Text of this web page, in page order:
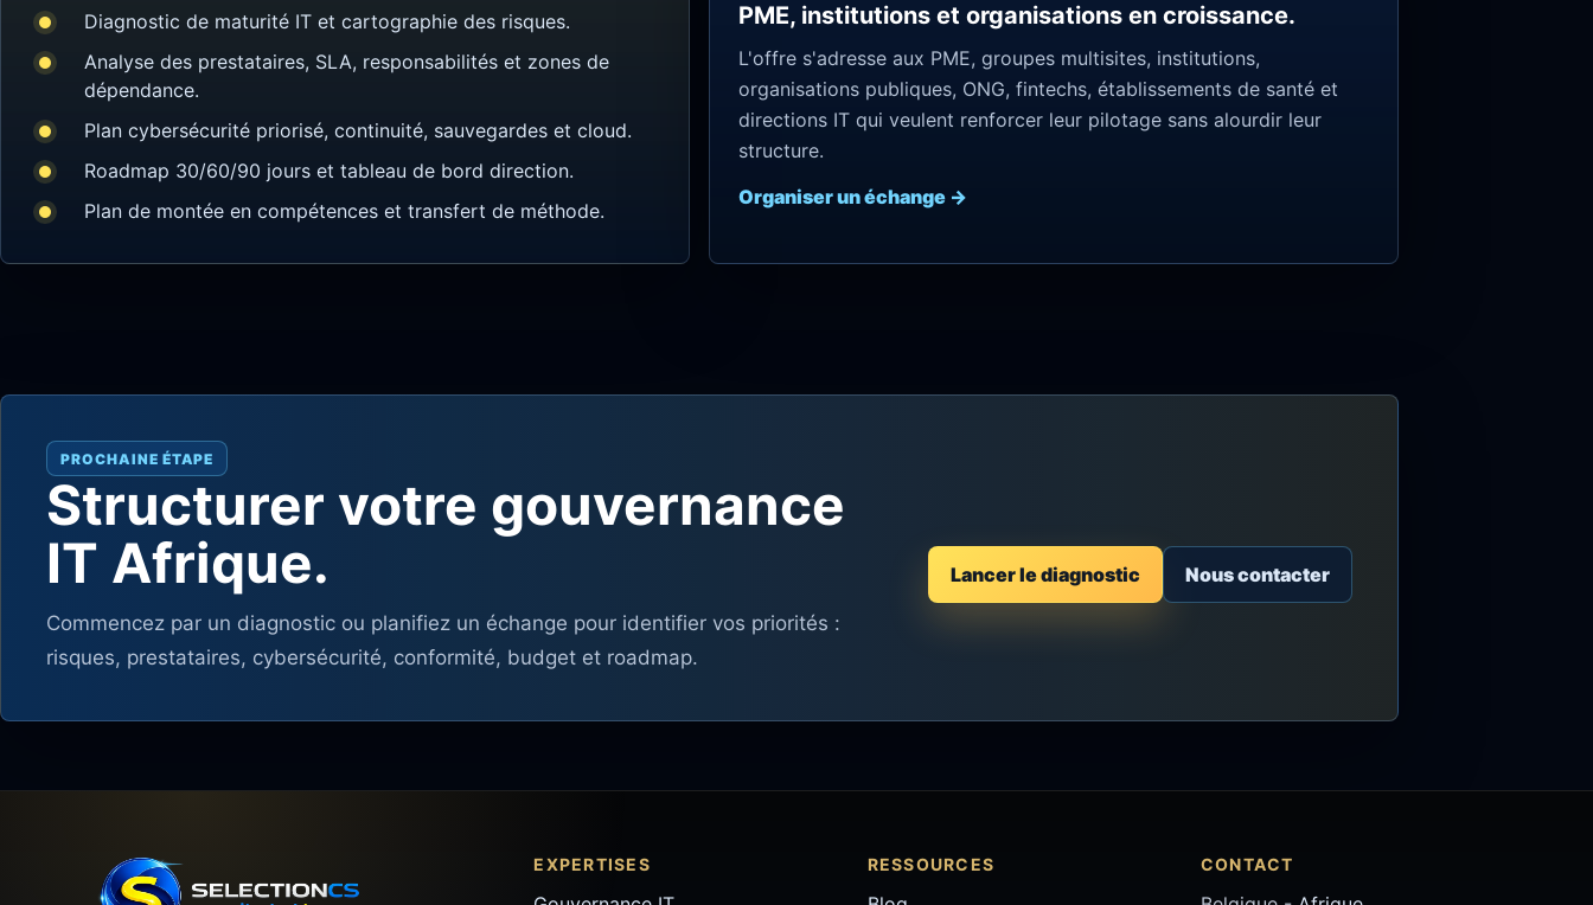
Diagnostic de maturité IT et cartographie des risques.
Analyse des prestataires, SLA, responsabilités et zones de
dépendance.
Plan cybersécurité priorisé, continuité, sauvegardes et cloud.
Roadmap 30/60/90 jours et tableau de bord direction.
Plan de montée en compétences et transfert de méthode.
PME, institutions et organisations en croissance.
L'offre s'adresse aux PME, groupes multisites, institutions,
organisations publiques, ONG, fintechs, établissements de santé et
directions IT qui veulent renforcer leur pilotage sans alourdir leur
structure.
Organiser un échange →
PROCHAINE ÉTAPE
Structurer votre gouvernance
IT Afrique.
Commencez par un diagnostic ou planifiez un échange pour identifier vos priorités :
risques, prestataires, cybersécurité, conformité, budget et roadmap.
Lancer le diagnostic Nous contacter
EXPERTISES RESSOURCES CONTACT